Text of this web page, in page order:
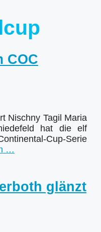
COC
Nischny Tagil Maria
hat die elf
Cup-Serie
…
glänzt